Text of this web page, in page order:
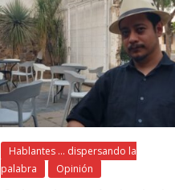
Hablantes ... dispersando la
palabra
Opinión